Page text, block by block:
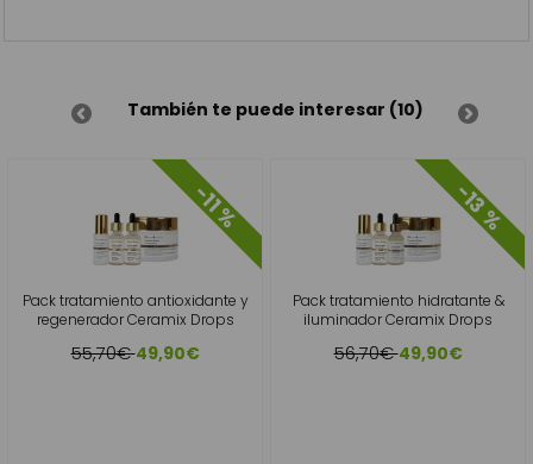
También te puede interesar (10)
-11 %
Pack tratamiento antioxidante y
regenerador Ceramix Drops
55,70€49,90€
-13 %
Pack tratamiento hidratante &
iluminador Ceramix Drops
56,70€49,90€